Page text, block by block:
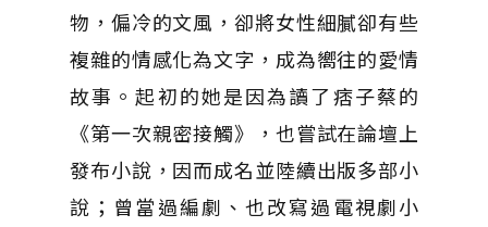
物，偏冷的文風，卻將女性細膩卻有些
複雜的情感化為文字，成為嚮往的愛情
故事。起初的她是因為讀了痞子蔡的
《第一次親密接觸》，也嘗試在論壇上
發布小說，因而成名並陸續出版多部小
說；曾當過編劇、也改寫過電視劇小